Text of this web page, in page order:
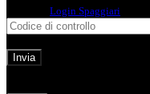
Login Spaggiari